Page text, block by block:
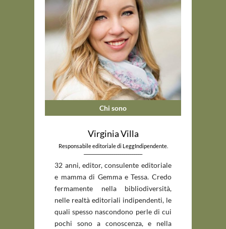
Chi sono
Virginia Villa
Responsabile editoriale di LeggIndipendente.
_____________________________
32 anni, editor, consulente editoriale
e mamma di Gemma e Tessa. Credo
fermamente nella bibliodiversità,
nelle realtà editoriali indipendenti, le
quali spesso nascondono perle di cui
pochi sono a conoscenza, e nella